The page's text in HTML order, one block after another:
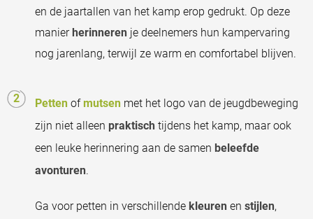
en de jaartallen van het kamp erop gedrukt. Op deze
manierherinneren je deelnemers hun kampervaring
nog jarenlang, terwijl ze warm en comfortabel blijven.
Petten ofmutsen met het logo van de jeugdbeweging
zijn niet alleen praktisch tijdens het kamp, maar ook
een leuke herinnering aan de samen beleefde
avonturen.
Ga voor petten in verschillende kleuren en stijlen,